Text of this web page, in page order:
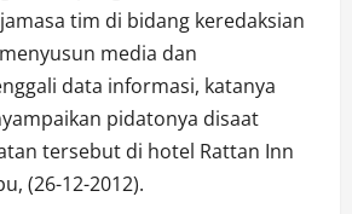
tim di bidang keredaksian
media dan
data informasi, katanya
pidatonya disaat
tersebut di hotel Rattan Inn
(26-12-2012).